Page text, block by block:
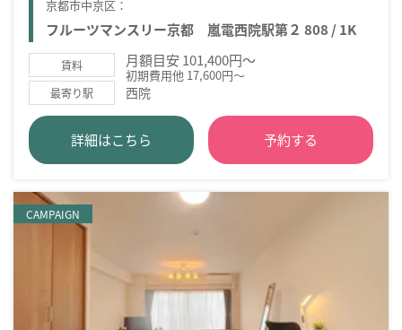
京都市中京区：
フルーツマンスリー京都 嵐電西院駅第２ 808 / 1K
賃料 月額目安 101,400円～
初期費用他 17,600円～
最寄り駅 西院
詳細はこちら 予約する
CAMPAIGN